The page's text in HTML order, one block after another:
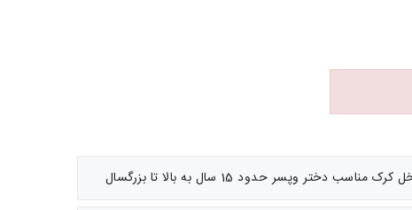
وپسر حدود 15 سال به بالا تا بزرگسال